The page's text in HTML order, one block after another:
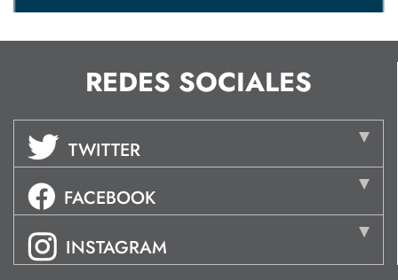
REDES SOCIALES
TWITTER
FACEBOOK
INSTAGRAM